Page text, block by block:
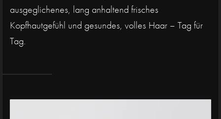
ausgeglichenes, lang anhaltend frisches
Kopfhautgefühl und gesundes, volles Haar – Tag für
Tag.